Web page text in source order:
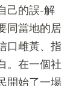
己的誤-解
同當地的居
口雌黃、指
。在一個社
開始了一場